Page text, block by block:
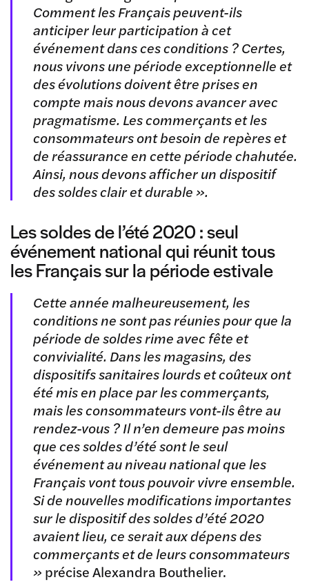
Comment les Français peuvent-ils
anticiper leur participation à cet
événement dans ces conditions ? Certes,
nous vivons une période exceptionnelle et
des évolutions doivent être prises en
compte mais nous devons avancer avec
pragmatisme. Les commerçants et les
consommateurs ont besoin de repères et
de réassurance en cette période chahutée.
Ainsi, nous devons afficher un dispositif
des soldes clair et durable ».
Les soldes de l’été 2020 : seul
événement national qui réunit tous
les Français sur la période estivale
Cette année malheureusement, les
conditions ne sont pas réunies pour que la
période de soldes rime avec fête et
convivialité. Dans les magasins, des
dispositifs sanitaires lourds et coûteux ont
été mis en place par les commerçants,
mais les consommateurs vont-ils être au
rendez-vous ? Il n’en demeure pas moins
que ces soldes d’été sont le seul
événement au niveau national que les
Français vont tous pouvoir vivre ensemble.
Si de nouvelles modifications importantes
sur le dispositif des soldes d’été 2020
avaient lieu, ce serait aux dépens des
commerçants et de leurs consommateurs
» précise Alexandra Bouthelier.